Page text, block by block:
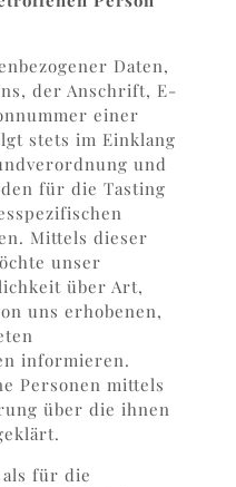
Daten,
der Anschrift, E-
einer
stets im Einklang
und
für die Tasting
Mittels dieser
unser
über Art,
uns erhobenen,
informieren.
Personen mittels
über die ihnen
als für die